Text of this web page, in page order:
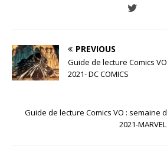
PREVIOUS
Guide de lecture Comics
2021- DC COMICS
Guide de lecture Comics VO : semaine
2021-